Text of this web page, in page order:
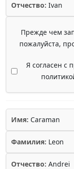
Отчество: Ivan
Прежде чем
пожалуйста,
Я согласен с
Имя: Caraman
Фамилия: Leon
Отчество: Andrei